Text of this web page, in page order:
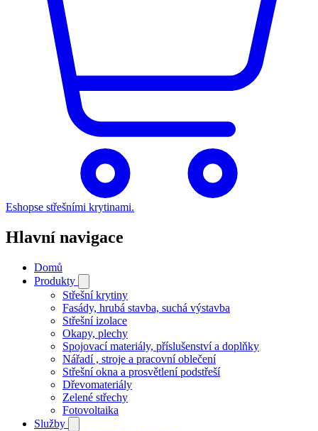
Eshopse střešními krytinami.
Hlavní navigace
Domů
Produkty
Střešní krytiny
Fasády, hrubá stavba, suchá výstavba
Střešní izolace
Okapy, plechy
Spojovací materiály, příslušenství a doplňky
Nářadí , stroje a pracovní oblečení
Střešní okna a prosvětlení podstřeší
Dřevomateriály
Zelené střechy
Fotovoltaika
Služby